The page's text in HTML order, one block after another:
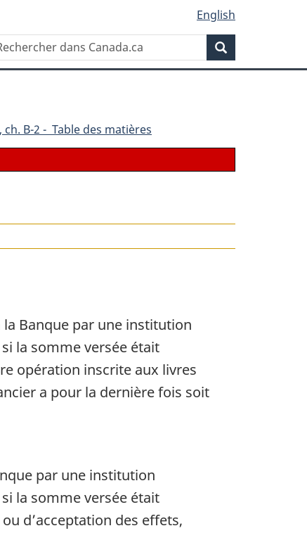
English
ch. B-2 - Table des matières
Banque par une institution
la somme versée était
opération inscrite aux livres
a pour la dernière fois soit
par une institution
la somme versée était
d’acceptation des effets,